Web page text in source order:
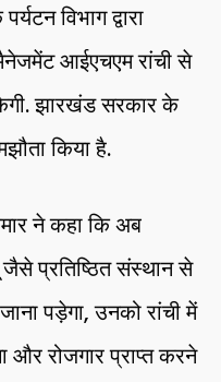
विभाग द्वारा
आईएचएम रांची से
झारखंड सरकार के
किया है.
ने कहा कि अब
जैसे प्रतिष्ठित संस्थान से
पड़ेगा, उनको रांची में
और रोजगार प्राप्त करने